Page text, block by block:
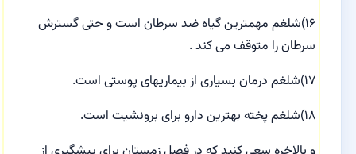
۱۶)شلغم مهمترین گیاه ضد سرطان است و حتی گسترش
سرطان را متوقف می کند .